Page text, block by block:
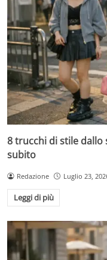
8 trucchi di stile dallo
subito
Redazione Luglio 23,
Leggi di più